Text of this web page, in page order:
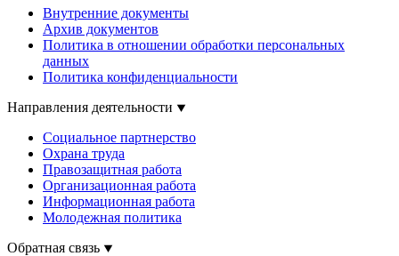
Внутренние документы
Архив документов
Политика в отношении обработки персональных
данных
Политика конфиденциальности
Направления деятельности
Социальное партнерство
Охрана труда
Правозащитная работа
Организационная работа
Информационная работа
Молодежная политика
Обратная связь